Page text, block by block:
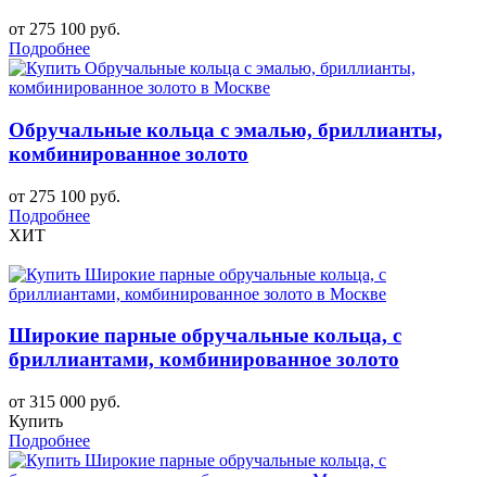
от 275 100 руб.
Подробнее
Обручальные кольца с эмалью, бриллианты,
комбинированное золото
от 275 100 руб.
Подробнее
ХИТ
Широкие парные обручальные кольца, с
бриллиантами, комбинированное золото
от 315 000 руб.
Купить
Подробнее